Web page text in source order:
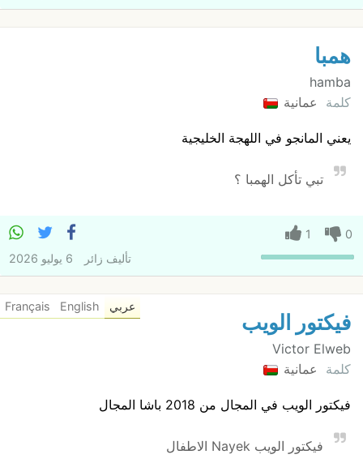
همبا
hamba
كلمة
عمانية
يعني المانجو في اللهجة الخليجية
تبي تأكل الهمبا ؟
0
1
تأليف زائر 6 يوليو 2026
فيكتور الويب
Victor Elweb
كلمة
عمانية
فيكتور الويب في المجال من 2018 باشا المجال
فيكتور الويب Nayek الاطفال
عربي English
Français